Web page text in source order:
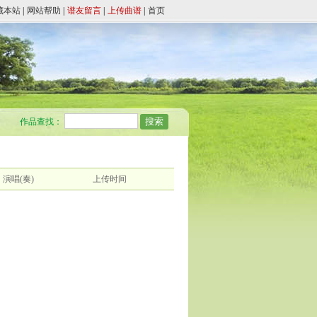
本站 网站帮助 谱友留言 上传曲谱 首页
作品查找：
演唱(奏) 上传时间